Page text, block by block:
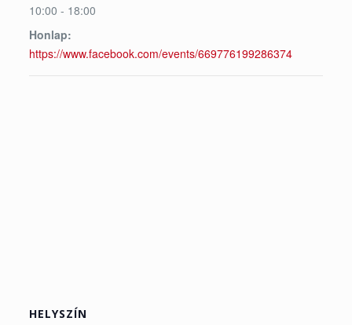
10:00 - 18:00
Honlap:
https://www.facebook.com/events/669776199286374
HELYSZÍN